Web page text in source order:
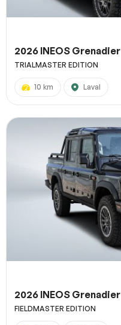
2026 INEOS Grenadier
TRIALMASTER EDITION
10 km Laval
2026 INEOS Grenadier
FIELDMASTER EDITION